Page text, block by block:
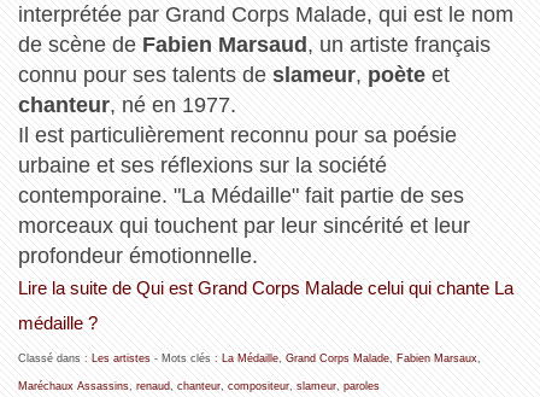
interprétée par Grand Corps Malade, qui est le nom
de scène de Fabien Marsaud, un artiste français
connu pour ses talents de slameur, poèteet
chanteur, né en 1977.
Il est particulièrement reconnu pour sa poésie
urbaine et ses réflexions sur la société
contemporaine. "La Médaille" fait partie de ses
morceaux qui touchent par leur sincérité et leur
profondeur émotionnelle.
Lire la suite de Qui est Grand Corps Malade celui qui chante La
médaille ?
Classé dans : Les artistes- Mots clés : La Médaille, Grand Corps Malade, Fabien Marsaux
Maréchaux Assassins, renaud chanteur, compositeur, slameur, paroles